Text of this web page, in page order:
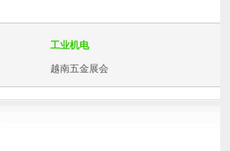
工业机电
越南五金展会